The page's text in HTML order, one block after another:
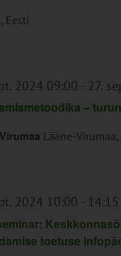
, Eesti
2024 09:00 - 27.
–
Lääne-Virumaa,
2024 10:00 - 14:15
toetuse